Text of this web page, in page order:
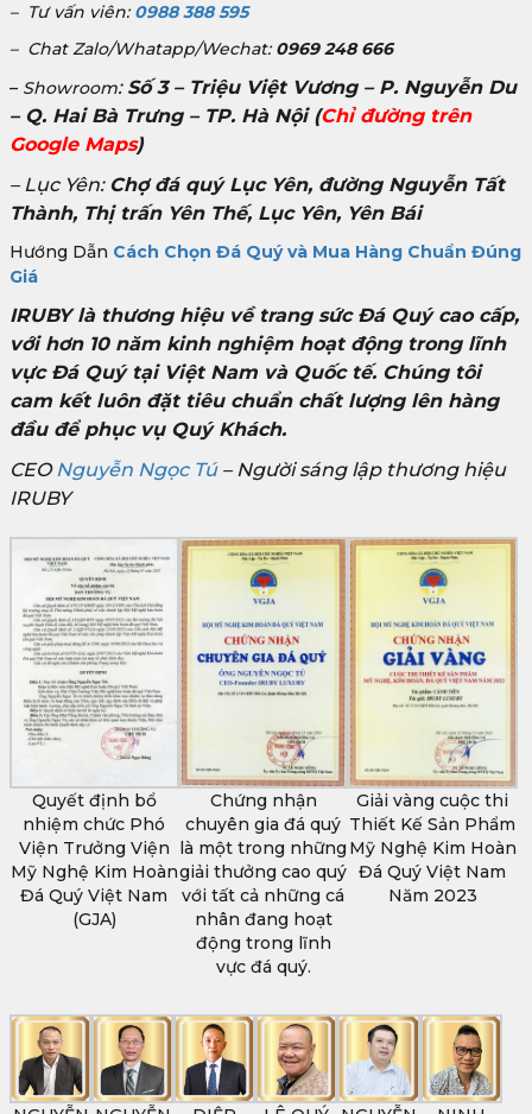
– Tư vấn viên: 0988 388 595
– Chat Zalo/Whatapp/Wechat: 0969 248 666
– Showroom: Số 3 – Triệu Việt Vương – P. Nguyễn Du
– Q. Hai Bà Trưng – TP. Hà Nội(Chỉ đường trên
Google Maps)
– Lục Yên: Chợ đá quý Lục Yên, đường Nguyễn Tất
Thành, Thị trấn Yên Thế, Lục Yên, Yên Bái
Hướng Dẫn Cách Chọn Đá Quý và Mua Hàng Chuẩn Đúng
Giá
IRUBY là thương hiệu về trang sức Đá Quý cao cấp,
với hơn 10 năm kinh nghiệm hoạt động trong lĩnh
vực Đá Quý tại Việt Nam và Quốc tế. Chúng tôi
cam kết luôn đặt tiêu chuẩn chất lượng lên hàng
đầu để phục vụ Quý Khách.
CEONguyễn Ngọc Tú– Người sáng lập thương hiệu
IRUBY
Quyết định bổ
nhiệm chức Phó
Viện Trưởng Viện
Mỹ Nghệ Kim Hoàn
Đá Quý Việt Nam
(GJA)
Chứng nhận
chuyên gia đá quý
là một trong những
giải thưởng cao quý
với tất cả những cá
nhân đang hoạt
động trong lĩnh
vực đá quý.
Giải vàng cuộc thi
Thiết Kế Sản Phẩm
Mỹ Nghệ Kim Hoàn
Đá Quý Việt Nam
Năm 2023